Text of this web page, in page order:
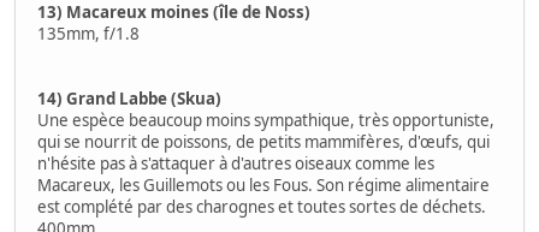
13) Macareux moines (île de Noss)
135mm, f/1.8
14) Grand Labbe (Skua)
Une espèce beaucoup moins sympathique, très opportuniste,
qui se nourrit de poissons, de petits mammifères, d'œufs, qui
n'hésite pas à s'attaquer à d'autres oiseaux comme les
Macareux, les Guillemots ou les Fous. Son régime alimentaire
est complété par des charognes et toutes sortes de déchets.